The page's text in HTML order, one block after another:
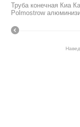
Труба конечная Киа
Polmostrow